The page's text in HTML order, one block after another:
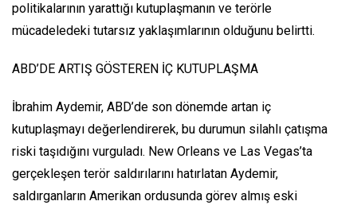
politikalarının yarattığı kutuplaşmanın ve terörle
mücadeledeki tutarsız yaklaşımlarının olduğunu belirtti.
ABD’DE ARTIŞ GÖSTEREN İÇ KUTUPLAŞMA
İbrahim Aydemir, ABD’de son dönemde artan iç
kutuplaşmayı değerlendirerek, bu durumun silahlı çatışma
riski taşıdığını vurguladı. New Orleans ve Las Vegas’ta
gerçekleşen terör saldırılarını hatırlatan Aydemir,
saldırganların Amerikan ordusunda görev almış eski